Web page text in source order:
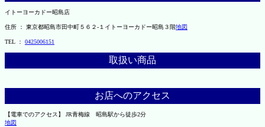
イトーヨーカドー昭島店
住所 ： 東京都昭島市田中町５６２-１イトーヨーカドー昭島３階地図
TEL ： 0425006151
取扱い商品
お店へのアクセス
【電車でのアクセス】 JR青梅線 昭島駅から徒歩2分
地図